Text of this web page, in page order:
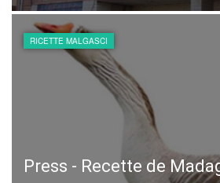
RICETTE MALGASCI
Press - Recette de